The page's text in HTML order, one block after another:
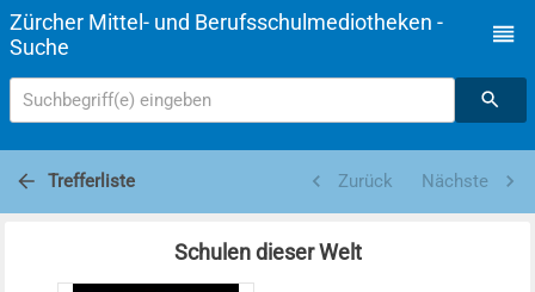
Zürcher Mittel- und Berufsschulmediotheken -
Suche
Suchbegriff(e) eingeben
Trefferliste Zurück Nächste
Schulen dieser Welt